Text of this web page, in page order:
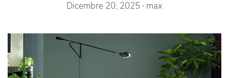
Dicembre 20, 2025 ∙ max